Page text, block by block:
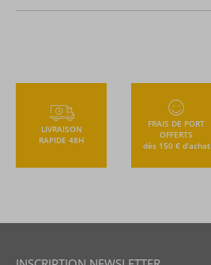
LIVRAISON
RAPIDE 48H
FRAIS DE PORT
OFFERTS
dès 150 € d’achat